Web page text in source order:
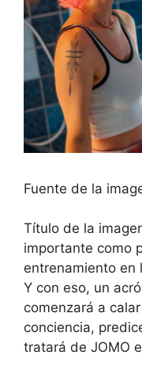
Fuente de la
Título de la
importante como
entrenamiento en
Y con eso, un
comenzará a
conciencia,
tratará de JOMO